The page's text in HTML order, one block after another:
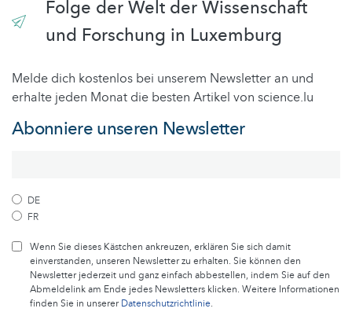
Folge der Welt der Wissenschaft
und Forschung in Luxemburg
Melde dich kostenlos bei unserem Newsletter an und
erhalte jeden Monat die besten Artikel von science.lu
Abonniere unseren Newsletter
DE
FR
Wenn Sie dieses Kästchen ankreuzen, erklären Sie sich damit
einverstanden, unseren Newsletter zu erhalten. Sie können den
Newsletter jederzeit und ganz einfach abbestellen, indem Sie auf den
Abmeldelink am Ende jedes Newsletters klicken. Weitere Informationen
finden Sie in unsererDatenschutzrichtlinie.